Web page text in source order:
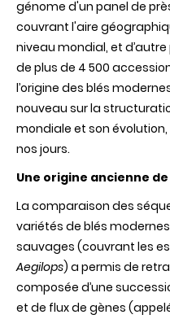
génome d'un panel de
couvrant l'aire
niveau mondial, et
de plus de 4 500
l’origine des blés
nouveau sur la
mondiale et son évolution,
nos jours.
Une origine ancienne
La comparaison des
variétés de blés
sauvages (couvrant les
Aegilops) a permis de
composée d’une
et de flux de gènes